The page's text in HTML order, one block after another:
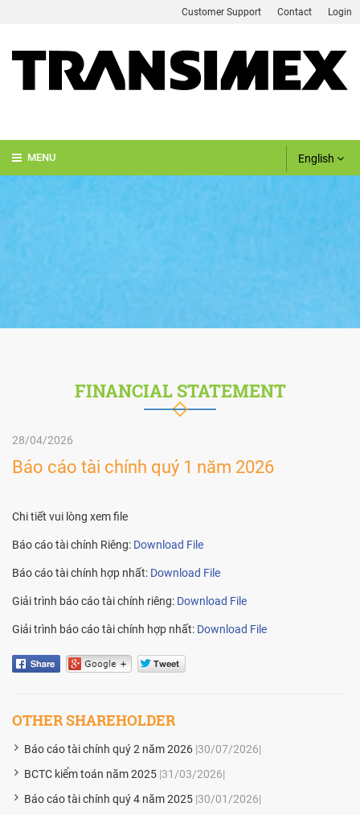
Login
Contact
Customer Support
English
FINANCIAL STATEMENT
28/04/2026
Báo cáo tài chính quý 1 năm 2026
Chi tiết vui lòng xem file
Báo cáo tài chính Riêng: Download File
Báo cáo tài chính hợp nhất: Download File
Giải trình báo cáo tài chính riêng: Download File
Giải trình báo cáo tài chính hợp nhất: Download File
OTHER SHAREHOLDER
Báo cáo tài chính quý 2 năm 2026 |30/07/2026|
BCTC kiểm toán năm 2025 |31/03/2026|
Báo cáo tài chính quý 4 năm 2025 |30/01/2026|